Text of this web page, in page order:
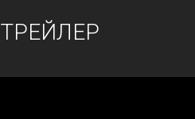
ТРЕЙЛЕР